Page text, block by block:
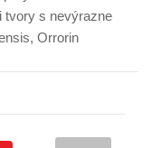
tvory s nevýrazne
Orrorin